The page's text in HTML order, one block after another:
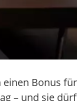
Bonus
– und sie